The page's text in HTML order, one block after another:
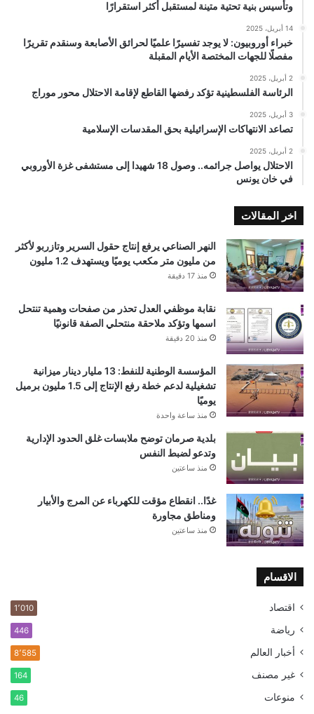
وتأسيس بنية تحتية متينة لمستقبل أكثر استقرارًا
14 أبريل، 2025
خبراء أوروبيون: لا يوجد تفسيرًا علميًا لحرائق الأصابعة وسنقدم تقريرًا
مفصلًا للجهات المختصة الأيام المقبلة
2 أبريل، 2025
الرئاسة الفلسطينية تؤكد رفضها القاطع لإقامة الاحتلال محور موراج
3 أبريل، 2025
تصاعد الانتهاكات الإسرائيلية بحق المقدسات الإسلامية
2 أبريل، 2025
الاحتلال يواصل جرائمه.. وصول 18 شهيدا إلى مستشفى غزة الأوروبي
في خان يونس
اخر المقالات
النهر الصناعي يرفع إنتاج حقول السرير وتازربو لأكثر
من مليون متر مكعب يوميًا ويستهدف 1.2 مليون
منذ 17 دقيقة
نقابة موظفي العدل تحذر من صفحات وهمية تنتحل
اسمها وتؤكد ملاحقة منتحلي الصفة قانونيًا
منذ 20 دقيقة
المؤسسة الوطنية للنفط: 13 مليار دينار ميزانية
تشغيلية لدعم خطة رفع الإنتاج إلى 1.5 مليون برميل
يوميًا
منذ ساعة واحدة
بلدية صرمان توضح ملابسات غلق الحدود الإدارية
وتدعو لضبط النفس
منذ ساعتين
غدًا.. انقطاع مؤقت للكهرباء عن المرج والأبيار
ومناطق مجاورة
منذ ساعتين
الاقسام
اقتصاد 1٬010
رياضة 446
أخبار العالم 8٬585
غير مصنف 164
منوعات 46